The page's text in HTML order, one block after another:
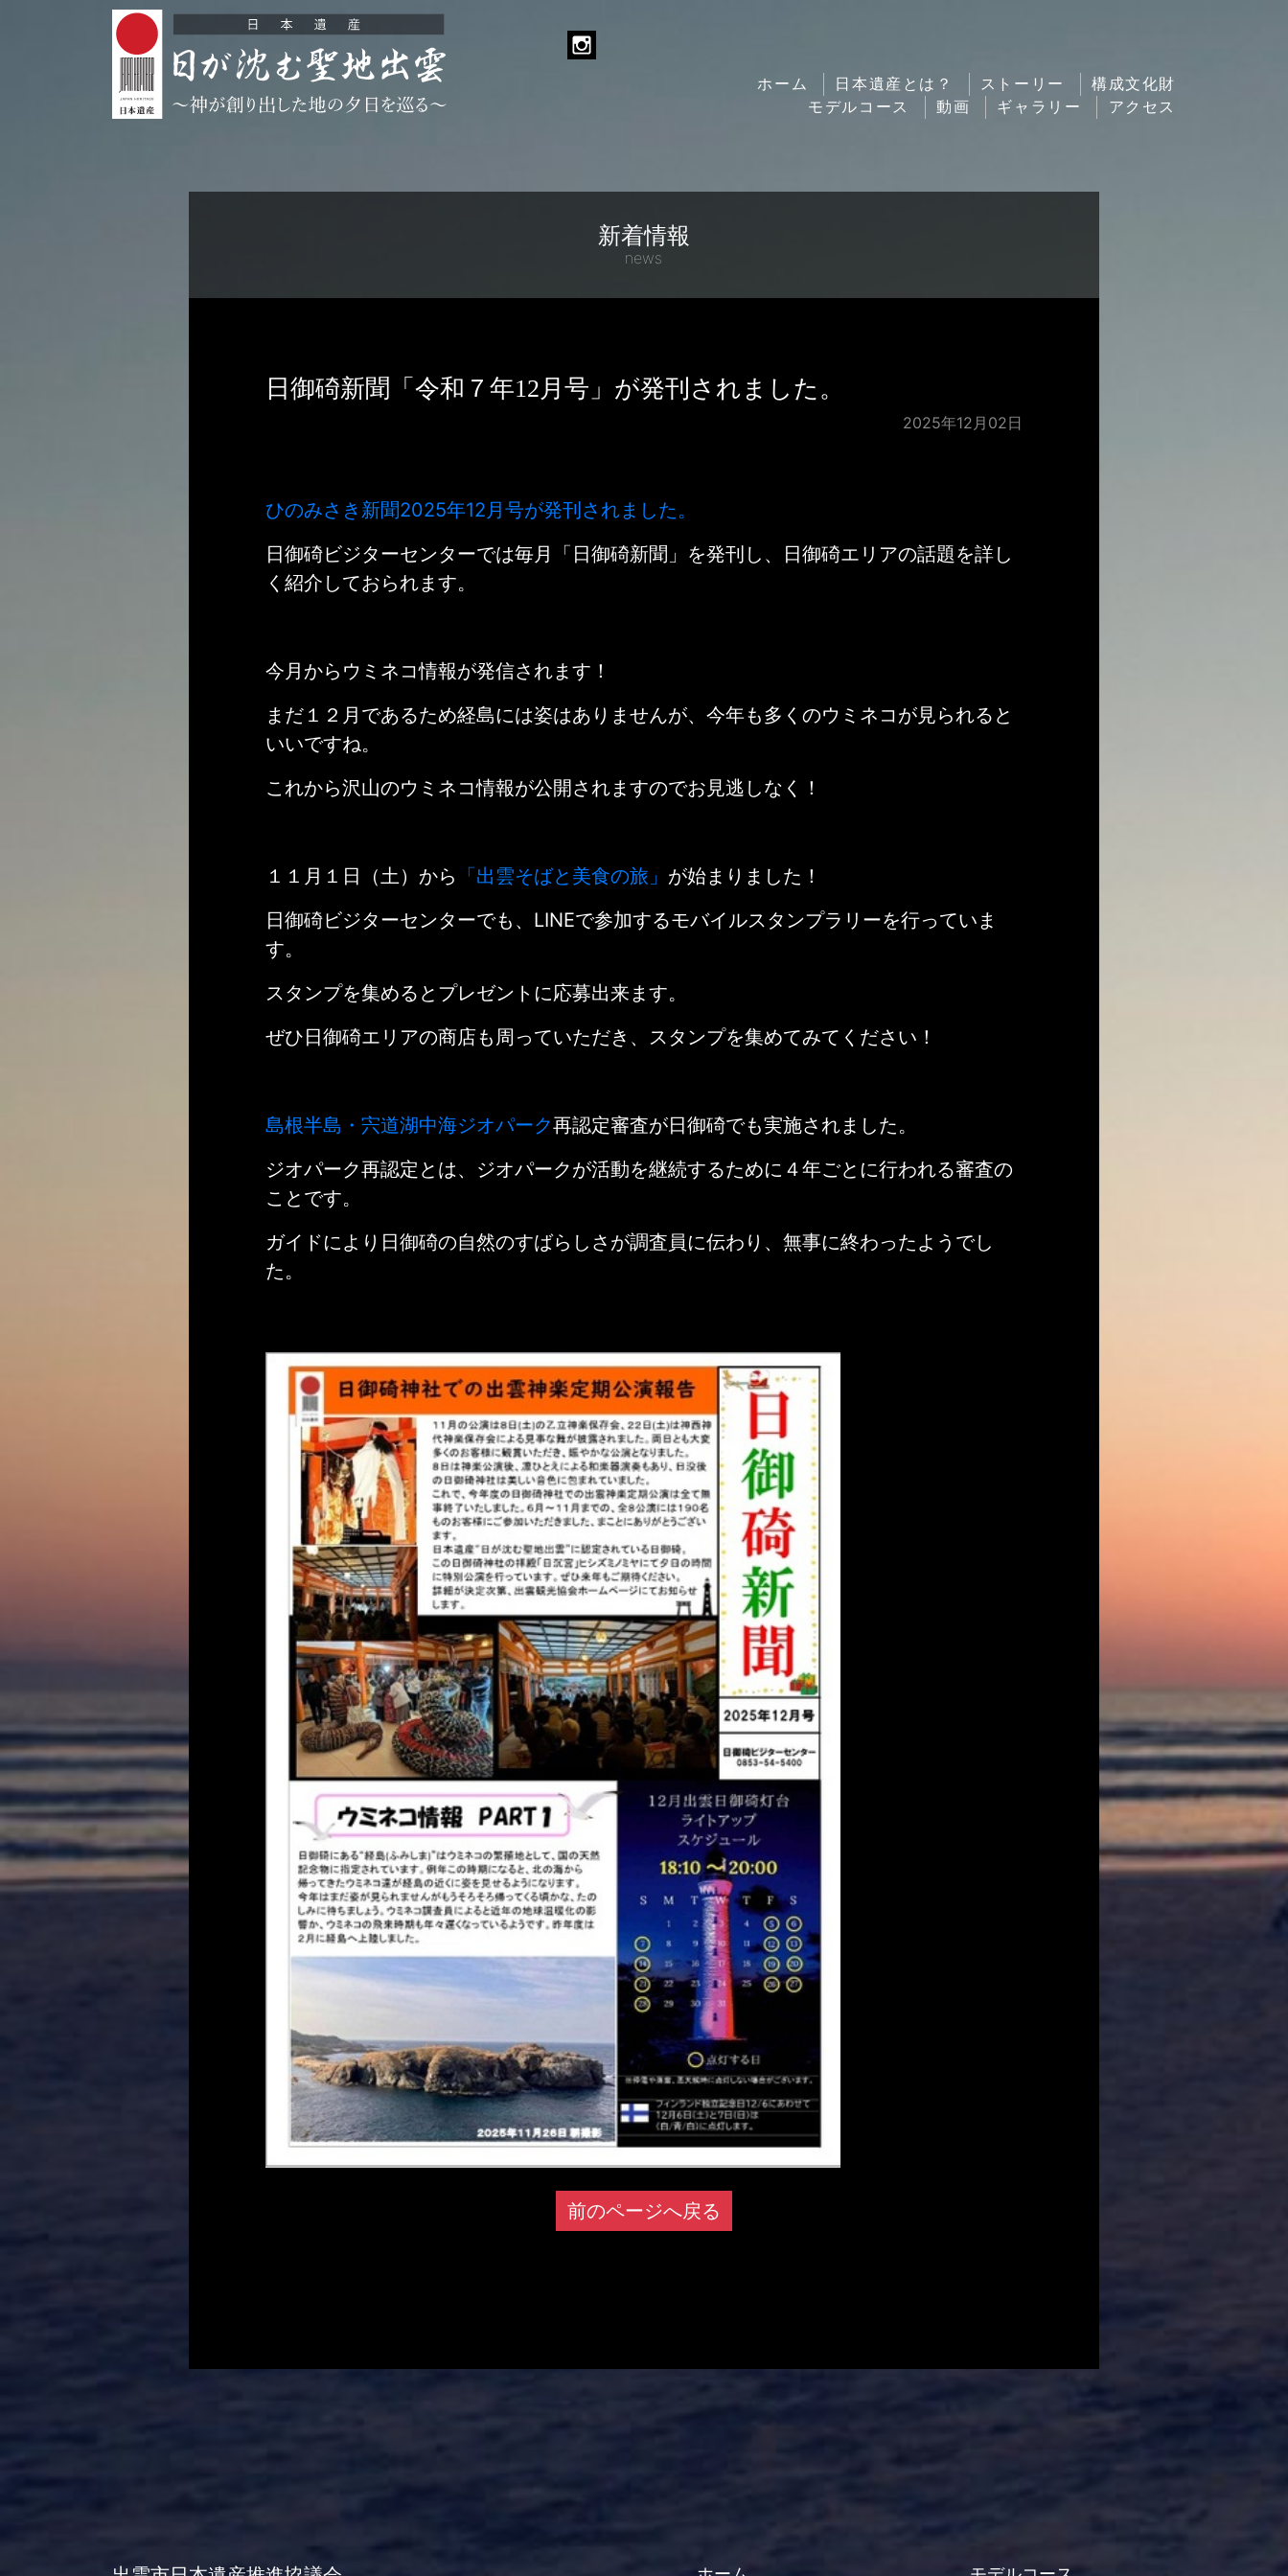
ホーム 日本遺産とは？ ストーリー
構成文化財
モデルコース
動画 ギャラリー アクセス
新着情報
news
日御碕新聞「令和７年12月号」が発刊されました。
2025年12月02日
ひのみさき新聞2025年12月号が発刊されました。
日御碕ビジターセンターでは毎月「日御碕新聞」を発刊し、日御碕エリアの話題を詳し
く紹介しておられます。
今月からウミネコ情報が発信されます！
まだ１２月であるため経島には姿はありませんが、今年も多くのウミネコが見られると
いいですね。
これから沢山のウミネコ情報が公開されますのでお見逃しなく！
１１月１日（土）から 「出雲そばと美食の旅」 が始まりました！
日御碕ビジターセンターでも、LINEで参加するモバイルスタンプラリーを行っていま
す。
スタンプを集めるとプレゼントに応募出来ます。
ぜひ日御碕エリアの商店も周っていただき、スタンプを集めてみてください！
島根半島・宍道湖中海ジオパーク再認定審査が日御碕でも実施されました。
ジオパーク再認定とは、ジオパークが活動を継続するために４年ごとに行われる審査の
ことです。
ガイドにより日御碕の自然のすばらしさが調査員に伝わり、無事に終わったようでし
た。
前のページへ戻る